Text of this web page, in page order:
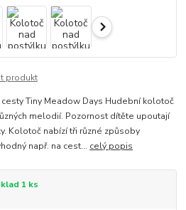
produkt
Tiny Meadow Days Hudební kolotoč
melodií. Pozornost dítěte upoutají
Kolotoč nabízí tři různé způsoby
např. na cest... celý popis
1 ks